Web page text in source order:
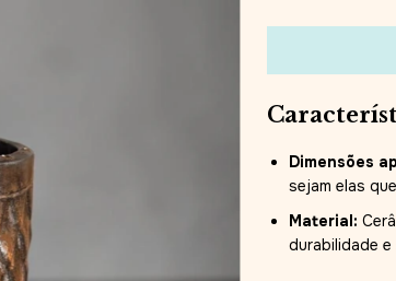
Dimensões
sejam elas
Material:
durabilidade